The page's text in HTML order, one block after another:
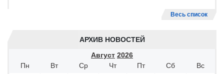
Весь список
АРХИВ НОВОСТЕЙ
Август 2026
Пн
Вт Ср Чт Пт Сб
Вс